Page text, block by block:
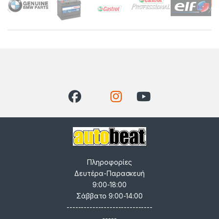
Πληροφορίες
Δευτέρα-Παρασκευή
9:00-18:00
Σάββατο 9:00-14:00
------------------------------